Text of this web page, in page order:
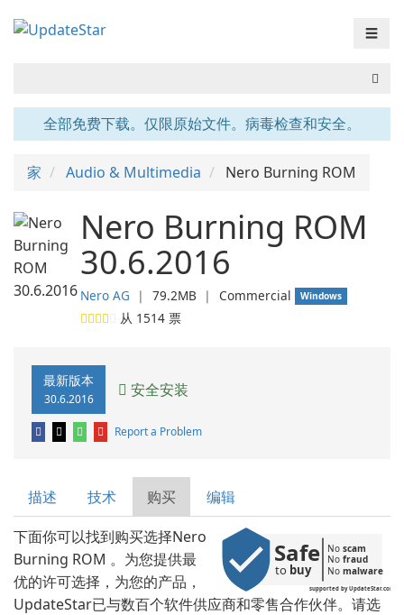
☰
全部免费下载。仅限原始文件。病毒检查和安全。
家 Audio & Multimedia Nero Burning ROM
Nero Burning ROM
30.6.2016
Nero AG ❘ 79.2MB ❘ Commercial Windows
从 1514 票
最新版本
30.6.2016 安全安装
Report a Problem
描述 技术 购买 编辑
supported by UpdateStar.com
Safe
to buy
No scam
No fraud
No malware
下面你可以找到购买选择Nero
Burning ROM 。为您提供最
优的许可选择，为您的产品，
UpdateStar已与数百个软件供应商和零售合作伙伴。请选